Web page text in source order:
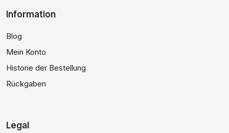
Information
Blog
Mein Konto
Historie der Bestellung
Rückgaben
Legal